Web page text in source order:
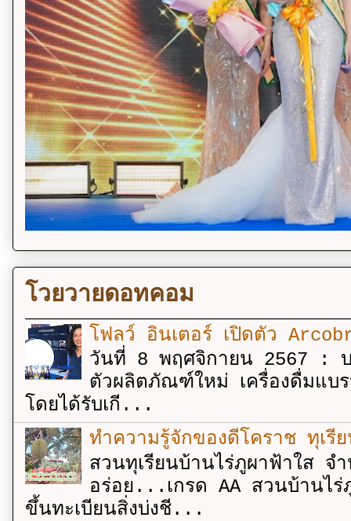
โวยวายดอทคอม
โฟลว์ อินเตอร์ เปิดตัว
วันที่ 8 พฤศจิกายน 2567 : บ
ตัวผลิตภัณฑ์ใหม่ เครื่องดื่มแบ
โดยได้รับเกี...
ทำความรู้จักของดีโคราช ทุเรี
สวนทุเรียนบ้านไร่ภูผาฟ้าใส
อร่อย...เกรด AA สวนบ้านไ
ขึ้นทะเบียนสิ่งบ่งชี...